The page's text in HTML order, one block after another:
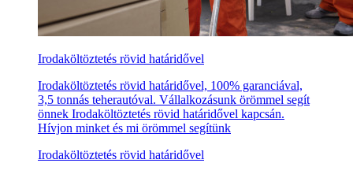
Irodaköltöztetés rövid határidővel
Irodaköltöztetés rövid határidővel, 100% garanciával,
3,5 tonnás teherautóval. Vállalkozásunk örömmel segít
önnek Irodaköltöztetés rövid határidővel kapcsán.
Hívjon minket és mi örömmel segítünk
Irodaköltöztetés rövid határidővel